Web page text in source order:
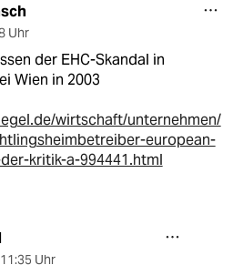
Uhr
der EHC-Skandal in
Wien in 2003
wirtschaft/unternehmen/
european-
kritik-a-994441.html
11:35 Uhr